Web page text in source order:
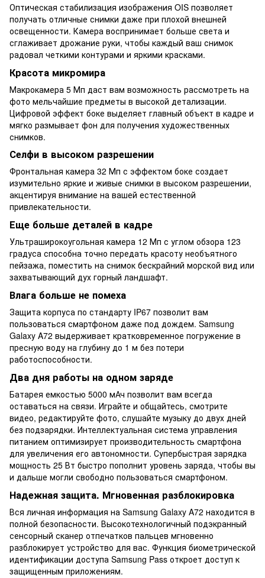
Оптическая стабилизация изображения OIS позволяет
получать отличные снимки даже при плохой внешней
освещенности. Камера воспринимает больше света и
сглаживает дрожание руки, чтобы каждый ваш снимок
радовал четкими контурами и яркими красками.
Красота микромира
Макрокамера 5 Мп даст вам возможность рассмотреть на
фото мельчайшие предметы в высокой детализации.
Цифровой эффект боке выделяет главный объект в кадре и
мягко размывает фон для получения художественных
снимков.
Селфи в высоком разрешении
Фронтальная камера 32 Мп с эффектом боке создает
изумительно яркие и живые снимки в высоком разрешении,
акцентируя внимание на вашей естественной
привлекательности.
Еще больше деталей в кадре
Ультраширокоугольная камера 12 Мп с углом обзора 123
градуса способна точно передать красоту необъятного
пейзажа, поместить на снимок бескрайний морской вид или
захватывающий дух горный ландшафт.
Влага больше не помеха
Защита корпуса по стандарту IP67 позволит вам
пользоваться смартфоном даже под дождем. Samsung
Galaxy A72 выдерживает кратковременное погружение в
пресную воду на глубину до 1 м без потери
работоспособности.
Два дня работы на одном заряде
Батарея емкостью 5000 мАч позволит вам всегда
оставаться на связи. Играйте и общайтесь, смотрите
видео, редактируйте фото, слушайте музыку до двух дней
без подзарядки. Интеллектуальная система управления
питанием оптимизирует производительность смартфона
для увеличения его автономности. Супербыстрая зарядка
мощность 25 Вт быстро пополнит уровень заряда, чтобы вы
и дальше могли свободно пользоваться смартфоном.
Надежная защита. Мгновенная разблокировка
Вся личная информация на Samsung Galaxy A72 находится в
полной безопасности. Высокотехнологичный подэкранный
сенсорный сканер отпечатков пальцев мгновенно
разблокирует устройство для вас. Функция биометрической
идентификации доступа Samsung Pass откроет доступ к
защищенным приложениям.